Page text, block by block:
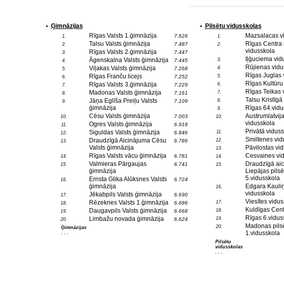
• Ģimnāzijas
1. Rīgas Valsts 1.ģimnāzija 7.626
2. Talsu Valsts ģimnāzija 7.487
3. Rīgas Valsts 2.ģimnāzija 7.447
4. Āgenskalna Valsts ģimnāzija 7.445
5. Viļakas Valsts ģimnāzija 7.268
6. Rīgas Franču licejs 7.252
7. Rīgas Valsts 3.ģimnāzija 7.229
8. Madonas Valsts ģimnāzija 7.161
9.
Jāņa Eglīša Preiļu Valsts
ģimnāzija
7.109
10. Cēsu Valsts ģimnāzija 7.003
11. Ogres Valsts ģimnāzija 6.918
12. Siguldas Valsts ģimnāzija 6.846
13.
Draudzīgā Aicinājuma Cēsu
Valsts ģimnāzija
6.786
14. Rīgas Valsts vācu ģimnāzija 6.781
15.
Valmieras Pārgaujas
ģimnāzija
6.741
16.
Ernsta Glika Alūksnes Valsts
ģimnāzija
6.724
17. Jēkabpils Valsts ģimnāzija 6.690
18. Rēzeknes Valsts 1.ģimnāzija 6.686
19. Daugavpils Valsts ģimnāzija 6.668
20. Limbažu novada ģimnāzija 6.624
Ģimnāzijas
. . .
• Pilsētu vidusskolas
1. Mazsalacas
2.
Rīgas
vidusskola
3. Iļģuciema
4. Rūjienas
5. Rīgas Juglas
6. Rīgas
7. Rīgas Teikas
8. Talsu
9. Rīgas
10.
vidusskola
11. Privātā
12. Smiltenes
13. Pāvilostas
14. Cesvaines
15.
Draudzīgā
Liepājas
5.vidusskola
16.
Edgara
vidusskola
17. Viesītes
18. Kuldīgas
19. Rīgas
20.
Madonas
1.vidusskola
Pilsētu
vidusskolas
. . .